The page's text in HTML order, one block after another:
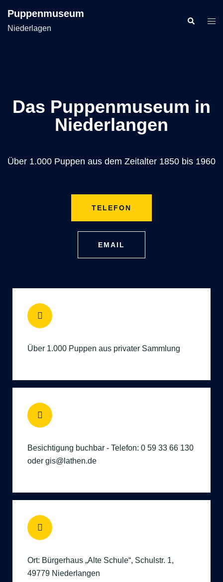
Puppenmuseum
Niederlagen
Das Puppenmuseum in
Niederlangen
Über 1.000 Puppen aus dem Zeitalter 1850 bis 1960
TELEFON
EMAIL
Über 1.000 Puppen aus privater Sammlung
Besichtigung buchbar - Telefon: 0 59 33 66 130
oder gis@lathen.de
Ort: Bürgerhaus „Alte Schule“, Schulstr. 1,
49779 Niederlangen